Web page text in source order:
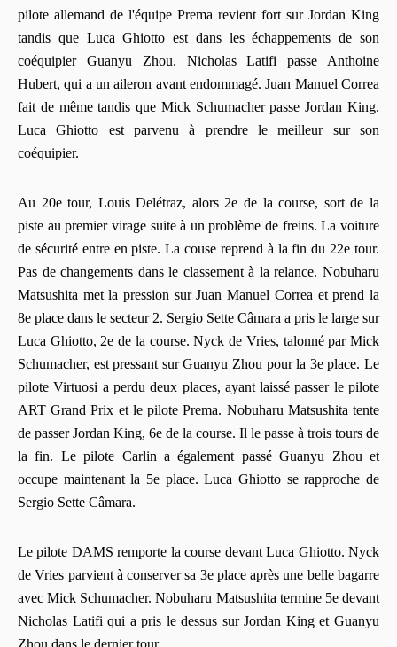
pilote allemand de l'équipe Prema revient fort sur Jordan King
tandis que Luca Ghiotto est dans les échappements de son
coéquipier Guanyu Zhou. Nicholas Latifi passe Anthoine
Hubert, qui a un aileron avant endommagé. Juan Manuel Correa
fait de même tandis que Mick Schumacher passe Jordan King.
Luca Ghiotto est parvenu à prendre le meilleur sur son
coéquipier.
Au 20e tour, Louis Delétraz, alors 2e de la course, sort de la
piste au premier virage suite à un problème de freins. La voiture
de sécurité entre en piste. La couse reprend à la fin du 22e tour.
Pas de changements dans le classement à la relance. Nobuharu
Matsushita met la pression sur Juan Manuel Correa et prend la
8e place dans le secteur 2. Sergio Sette Câmara a pris le large sur
Luca Ghiotto, 2e de la course. Nyck de Vries, talonné par Mick
Schumacher, est pressant sur Guanyu Zhou pour la 3e place. Le
pilote Virtuosi a perdu deux places, ayant laissé passer le pilote
ART Grand Prix et le pilote Prema. Nobuharu Matsushita tente
de passer Jordan King, 6e de la course. Il le passe à trois tours de
la fin. Le pilote Carlin a également passé Guanyu Zhou et
occupe maintenant la 5e place. Luca Ghiotto se rapproche de
Sergio Sette Câmara.
Le pilote DAMS remporte la course devant Luca Ghiotto. Nyck
de Vries parvient à conserver sa 3e place après une belle bagarre
avec Mick Schumacher. Nobuharu Matsushita termine 5e devant
Nicholas Latifi qui a pris le dessus sur Jordan King et Guanyu
Zhou dans le dernier tour.